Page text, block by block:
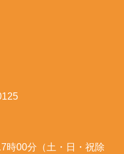
時00分（土・日・祝除